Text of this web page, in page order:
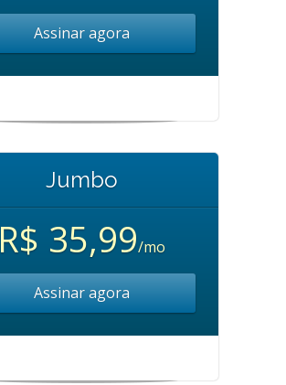
Assinar agora
Jumbo
R$ 35,99/mo
Assinar agora